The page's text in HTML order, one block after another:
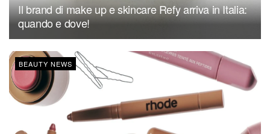
Il brand di make up e skincare Refy arriva in Italia:
quando e dove!
BEAUTY NEWS